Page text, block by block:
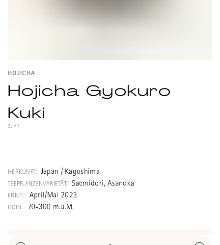
HOJICHA
Hojicha Gyokuro
Kuki
3JH1
HERKUNFT: Japan / Kagoshima
TEEPFLANZENVARIETÄT: Saemidori, Asanoka
ERNTE: April/Mai 2023
HÖHE: 70-300 m.ü.M.